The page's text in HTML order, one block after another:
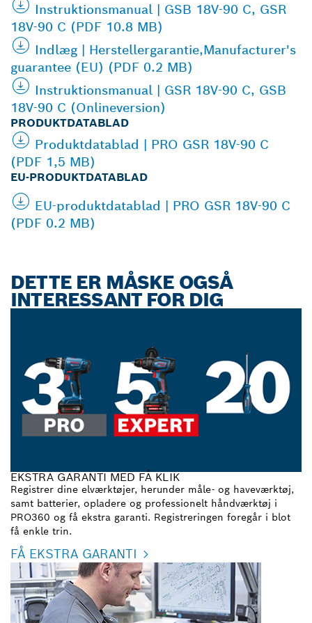
Instruktionsmanual | GSB 18V-90 C, GSR
18V-90 C (PDF 10.8 MB)
Indlæg | Herstellergarantie,Manufacturer's
guarantee (EU) (PDF 0.2 MB)
Instruktionsmanual | GSR 18V-90 C, GSB
18V-90 C (Onlineversion)
PRODUKTDATABLAD
Produktdatablad | PRO GSR 18V-90 C
(PDF 1,5 MB)
EU-PRODUKTDATABLAD
EU-produktdatablad | PRO GSR 18V-90 C
(PDF 0.2 MB)
DETTE ER MÅSKE OGSÅ
INTERESSANT FOR DIG
EKSTRA GARANTI MED FÅ KLIK
Registrer dine elværktøjer, herunder måle- og haveværktøj,
samt batterier, opladere og professionelt håndværktøj i
PRO360 og få ekstra garanti. Registreringen foregår i blot
få enkle trin.
FÅ EKSTRA GARANTI